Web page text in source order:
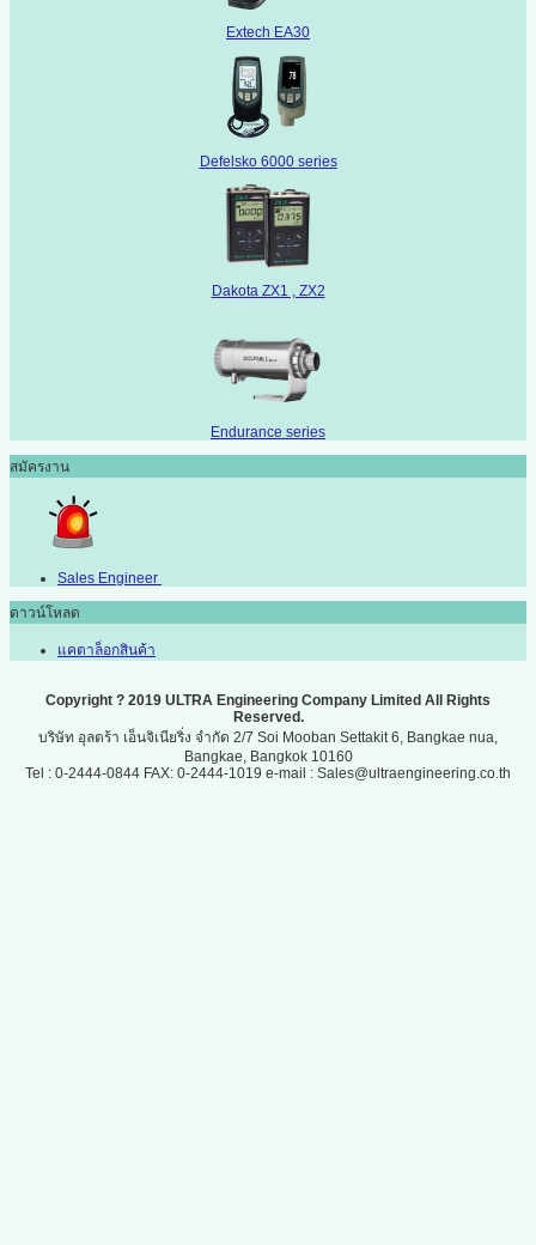
Extech EA30
Defelsko 6000 series
Dakota ZX1 , ZX2
Endurance series
สมัครงาน
Sales Engineer
ดาวน์โหลด
แคตาล็อกสินค้า
Copyright ? 2019 ULTRA Engineering Company Limited All Rights
Reserved.
บริษัท อุลตร้า เอ็นจิเนียริ่ง จำกัด 2/7 Soi Mooban Settakit 6, Bangkae nua,
Bangkae, Bangkok 10160
Tel : 0-2444-0844 FAX: 0-2444-1019 e-mail : Sales@ultraengineering.co.th